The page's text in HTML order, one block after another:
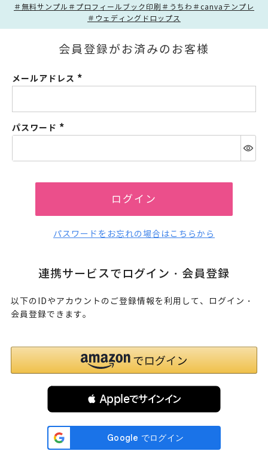
＃無料サンプル ＃プロフィールブック印刷 ＃うちわ ＃canvaテンプレ
＃ウェディングドロップス
会員登録がお済みのお客様
メールアドレス
パスワード
ログイン
パスワードをお忘れの場合はこちらから
連携サービスでログイン・会員登録
以下のIDやアカウントのご登録情報を利用して、ログイン・
会員登録できます。
 Appleでサインイン